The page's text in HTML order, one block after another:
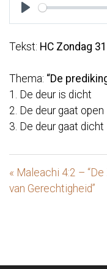
Play
Tekst: HC Zondag
Thema: “De
1. De deur is dicht
2. De deur gaat open
3. De deur gaat dicht
« Maleachi 4:2 – “De
van Gerechtigheid”